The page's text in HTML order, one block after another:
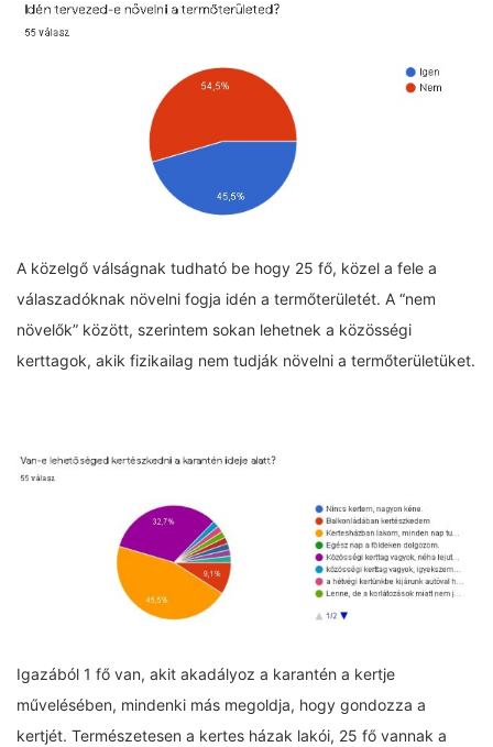
A közelgő válságnak tudható be hogy 25 fő, közel a fele a
válaszadóknak növelni fogja idén a termőterületét. A “nem
növelők” között, szerintem sokan lehetnek a közösségi
kerttagok, akik fizikailag nem tudják növelni a termőterületüket.
Igazából 1 fő van, akit akadályoz a karantén a kertje
művelésében, mindenki más megoldja, hogy gondozza a
kertjét. Természetesen a kertes házak lakói, 25 fő vannak a